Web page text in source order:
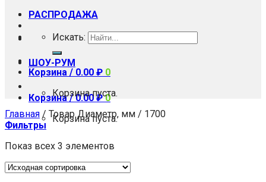
РАСПРОДАЖА
ШОУ-РУМ
Корзина /0.00₽ 0
Корзина пуста.
Искать:
Корзина / 0.00 ₽ 0
Корзина пуста.
Главная / Товар Диаметр, мм / 1700
Фильтры
Показ всех 3 элементов